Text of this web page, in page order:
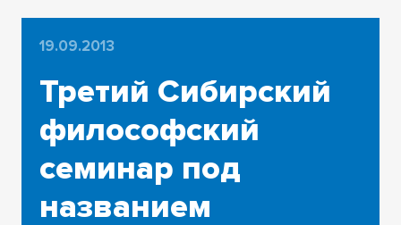
19.09.2013
Третий Сибирский
философский
семинар под
названием